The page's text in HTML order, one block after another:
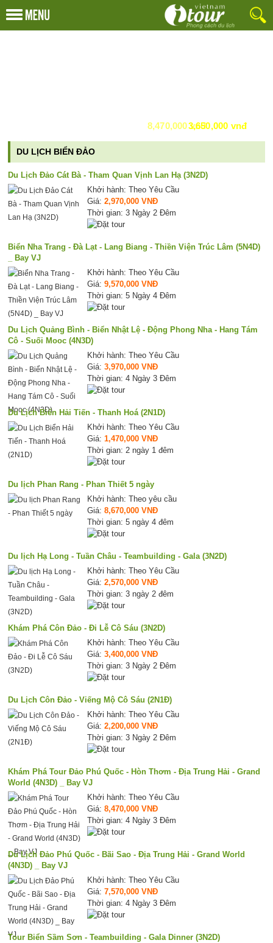
Du Lịch Trung Quốc Đường Bộ - Giá:3,650,000 vnđ
8,470,000 vnđ
DU LỊCH BIỂN ĐẢO
Du Lịch Đảo Cát Bà - Tham Quan Vịnh Lan Hạ (3N2D)
Khởi hành: Theo Yêu Cầu
Giá:2,970,000 VNĐ
Thời gian: 3 Ngày 2 Đêm
Biển Nha Trang - Đà Lạt - Lang Biang - Thiền Viện Trúc Lâm (5N4D)
_ Bay VJ
Khởi hành: Theo Yêu Cầu
Giá:9,570,000 VNĐ
Thời gian: 5 Ngày 4 Đêm
Du Lịch Quảng Bình - Biển Nhật Lệ - Động Phong Nha - Hang Tám
Cô - Suối Mooc (4N3D)
Khởi hành: Theo Yêu Cầu
Giá:3,970,000 VNĐ
Thời gian: 4 Ngày 3 Đêm
Du Lịch Biển Hải Tiến - Thanh Hoá (2N1D)
Khởi hành: Theo Yêu Cầu
Giá:1,470,000 VNĐ
Thời gian: 2 ngày 1 đêm
Du lịch Phan Rang - Phan Thiết 5 ngày
Khởi hành: Theo yêu cầu
Giá:8,670,000 VNĐ
Thời gian: 5 ngày 4 đêm
Du lịch Hạ Long - Tuần Châu - Teambuilding - Gala (3N2D)
Khởi hành: Theo Yêu Cầu
Giá:2,570,000 VNĐ
Thời gian: 3 ngày 2 đêm
Khám Phá Côn Đảo - Đi Lễ Cô Sáu (3N2D)
Khởi hành: Theo Yêu Cầu
Giá:3,400,000 VNĐ
Thời gian: 3 Ngày 2 Đêm
Du Lịch Côn Đảo - Viếng Mộ Cô Sáu (2N1Đ)
Khởi hành: Theo Yêu Cầu
Giá:2,200,000 VNĐ
Thời gian: 3 Ngày 2 Đêm
Khám Phá Tour Đảo Phú Quốc - Hòn Thơm - Địa Trung Hải - Grand
World (4N3D) _ Bay VJ
Khởi hành: Theo Yêu Cầu
Giá:8,470,000 VNĐ
Thời gian: 4 Ngày 3 Đêm
Du Lịch Đảo Phú Quốc - Bãi Sao - Địa Trung Hải - Grand World
(4N3D) _ Bay VJ
Khởi hành: Theo Yêu Cầu
Giá:7,570,000 VNĐ
Thời gian: 4 Ngày 3 Đêm
Tour Biển Sầm Sơn - Teambuilding - Gala Dinner (3N2D)